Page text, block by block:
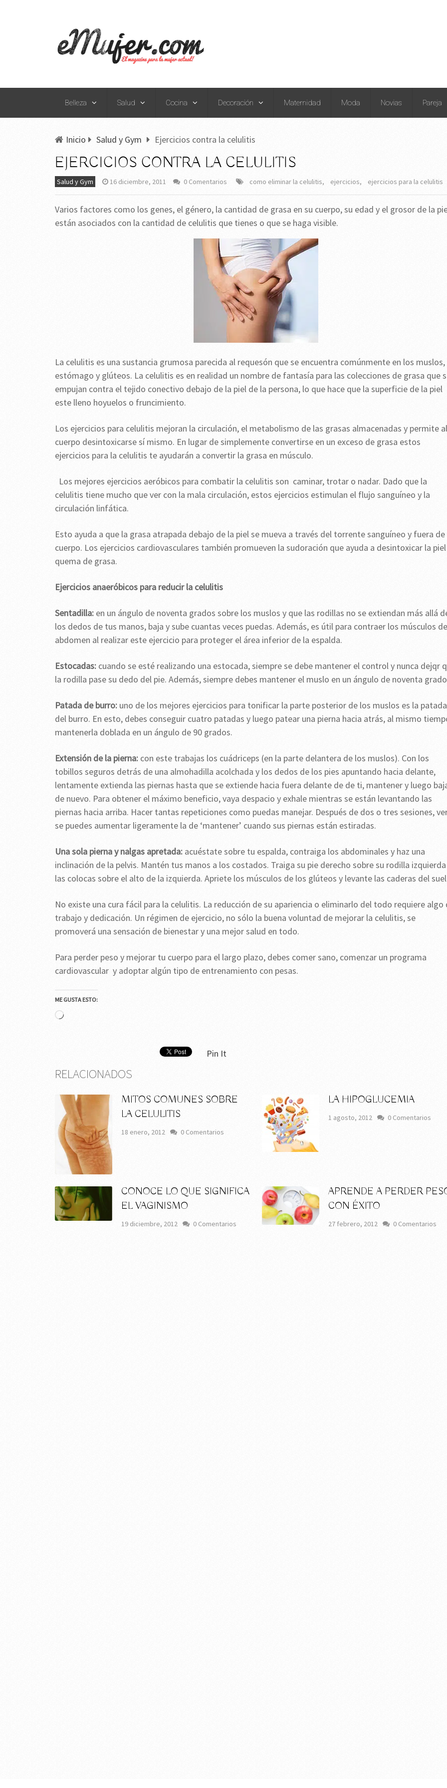
Belleza Salud Cocina Decoración Maternidad Moda Novias Pareja
Inicio Salud y Gym Ejercicios contra la celulitis
EJERCICIOS CONTRA LA CELULITIS
Salud y Gym 16 diciembre, 2011 0 Comentarios como eliminar la celulitis, ejercicios, ejercicios para la celulitis
Varios factores como los genes, el género, la cantidad de grasa en su cuerpo, su edad y el grosor de la
están asociados con la cantidad de celulitis que tienes o que se haga visible.
La celulitis es una sustancia grumosa parecida al requesón que se encuentra comúnmente en los muslos,
estómago y glúteos. La celulitis es en realidad un nombre de fantasía para las colecciones de grasa que
empujan contra el tejido conectivo debajo de la piel de la persona, lo que hace que la superficie de la piel
este lleno hoyuelos o fruncimiento.
Los ejercicios para celulitis mejoran la circulación, el metabolismo de las grasas almacenadas y permite al
cuerpo desintoxicarse sí mismo. En lugar de simplemente convertirse en un exceso de grasa estos
ejercicios para la celulitis te ayudarán a convertir la grasa en músculo.
Los mejores ejercicios aeróbicos para combatir la celulitis son caminar, trotar o nadar. Dado que la
celulitis tiene mucho que ver con la mala circulación, estos ejercicios estimulan el flujo sanguíneo y la
circulación linfática.
Esto ayuda a que la grasa atrapada debajo de la piel se mueva a través del torrente sanguíneo y fuera de
cuerpo. Los ejercicios cardiovasculares también promueven la sudoración que ayuda a desintoxicar la
quema de grasa.
Ejercicios anaeróbicos para reducir la celulitis
Sentadilla: en un ángulo de noventa grados sobre los muslos y que las rodillas no se extiendan más allá
los dedos de tus manos, baja y sube cuantas veces puedas. Además, es útil para contraer los músculos
abdomen al realizar este ejercicio para proteger el área inferior de la espalda.
Estocadas: cuando se esté realizando una estocada, siempre se debe mantener el control y nunca dejqr
la rodilla pase su dedo del pie. Además, siempre debes mantener el muslo en un ángulo de noventa
Patada de burro: uno de los mejores ejercicios para tonificar la parte posterior de los muslos es la patada
del burro. En esto, debes conseguir cuatro patadas y luego patear una pierna hacia atrás, al mismo
mantenerla doblada en un ángulo de 90 grados.
Extensión de la pierna: con este trabajas los cuádriceps (en la parte delantera de los muslos). Con los
tobillos seguros detrás de una almohadilla acolchada y los dedos de los pies apuntando hacia delante,
lentamente extienda las piernas hasta que se extiende hacia fuera delante de de ti, mantener y luego
de nuevo. Para obtener el máximo beneficio, vaya despacio y exhale mientras se están levantando las
piernas hacia arriba. Hacer tantas repeticiones como puedas manejar. Después de dos o tres sesiones,
se puedes aumentar ligeramente la de ‘mantener’ cuando sus piernas están estiradas.
Una sola pierna y nalgas apretada: acuéstate sobre tu espalda, contraiga los abdominales y haz una
inclinación de la pelvis. Mantén tus manos a los costados. Traiga su pie derecho sobre su rodilla
las colocas sobre el alto de la izquierda. Apriete los músculos de los glúteos y levante las caderas del
No existe una cura fácil para la celulitis. La reducción de su apariencia o eliminarlo del todo requiere algo
trabajo y dedicación. Un régimen de ejercicio, no sólo la buena voluntad de mejorar la celulitis, se
promoverá una sensación de bienestar y una mejor salud en todo.
Para perder peso y mejorar tu cuerpo para el largo plazo, debes comer sano, comenzar un programa
cardiovascular y adoptar algún tipo de entrenamiento con pesas.
ME GUSTA ESTO:
Cargando...
Pin It
RELACIONADOS
MITOS COMUNES SOBRE
LA CELULITIS
18 enero, 2012 0 Comentarios
LA HIPOGLUCEMIA
1 agosto, 2012 0 Comentarios
CONOCE LO QUE SIGNIFICA
EL VAGINISMO
19 diciembre, 2012 0 Comentarios
APRENDE A PERDER
CON ÉXITO
27 febrero, 2012 0 Comentarios